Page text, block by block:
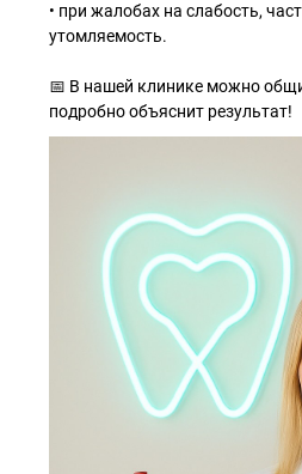
• при жалобах на слабость,
утомляемость.
📅 В нашей клинике можно
подробно объяснит результат!